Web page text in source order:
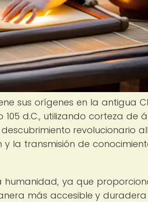
sus orígenes en la antigua
d.C., utilizando corteza de
revolucionario
la transmisión de
humanidad, ya que
más accesible y